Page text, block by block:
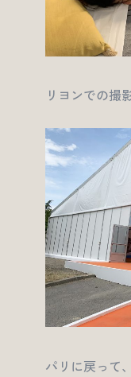
リヨンでの撮
パリに戻って